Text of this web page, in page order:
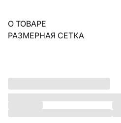
О ТОВАРЕ
РАЗМЕРНАЯ СЕТКА